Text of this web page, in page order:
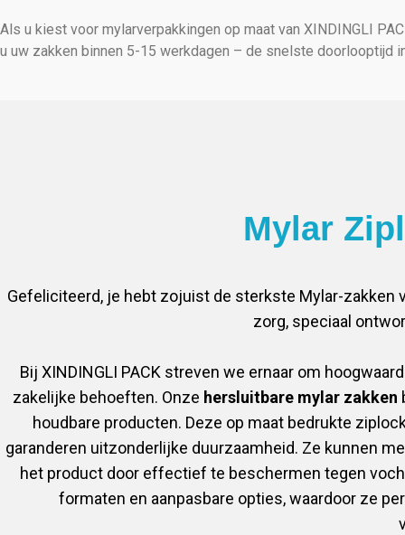
Als u kiest voor mylarverpakkingen op maat van XINDINGLI
u uw zakken binnen 5-15 werkdagen – de snelste doorlooptijd
Mylar
Gefeliciteerd, je hebt zojuist de sterkste Mylar-zakken
zorg, speciaal
Bij XINDINGLI PACK streven we ernaar om
zakelijke behoeften. Onze hersluitbare mylar zakken
houdbare producten. Deze op maat bedrukte
garanderen uitzonderlijke duurzaamheid. Ze kunnen
het product door effectief te beschermen tegen
formaten en aanpasbare opties, waardoor ze